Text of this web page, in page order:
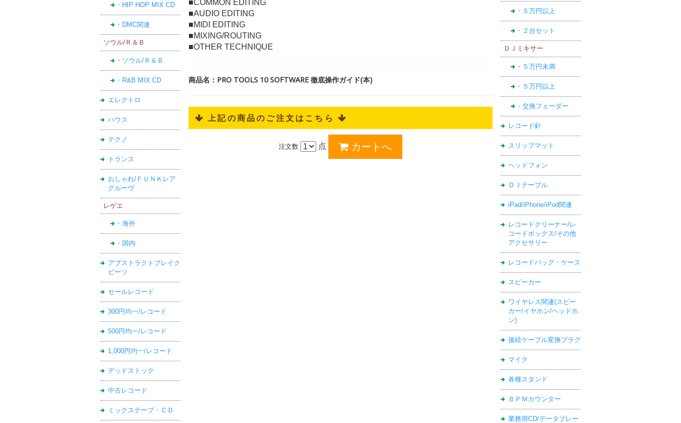
・HIP HOP MIX CD
・DMC関連
ソウル/Ｒ＆Ｂ
・ソウル/Ｒ＆Ｂ
・R&B MIX CD
エレクトロ
ハウス
テクノ
トランス
おしゃれ/ＦＵＮＫレア
グルーヴ
レゲエ
・海外
・国内
アブストラクトブレイク
ビーツ
セールレコード
300円均一/レコード
500円均一/レコード
1,000円均一/レコード
デッドストック
中古レコード
ミックステープ・ＣＤ
・５万円以上
・２台セット
ＤＪミキサー
・５万円未満
・５万円以上
・交換フェーダー
レコード針
スリップマット
ヘッドフォン
ＤＪテーブル
iPad/iPhone/iPod関連
レコードクリーナー/レ
コードボックス/その他
アクセサリー
レコードバッグ・ケース
スピーカー
ワイヤレス関連(スピー
カー/イヤホン/ヘッドホ
ン)
接続ケーブル変換プラグ
マイク
各種スタンド
ＢＰＭカウンター
業務用CD/データプレー
■COMMON EDITING
■AUDIO EDITING
■MIDI EDITING
■MIXING/ROUTING
■OTHER TECHNIQUE
商品名：PRO TOOLS 10 SOFTWARE 徹底操作ガイド(本)
 上記の商品のご注文はこちら 
注文数 点